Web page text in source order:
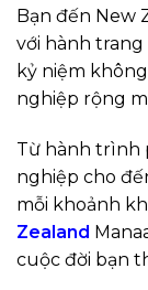
Bạn đến New
với hành
kỷ niệm
nghiệp rộng
Từ hành trình
nghiệp cho
mỗi khoảnh
Zealand
cuộc đời bạn